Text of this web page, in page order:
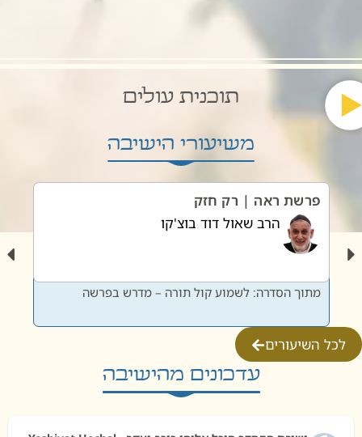
תוכנית עולים
משיעורי הישיבה
פרשת ראה | רק חזק
הרב שאול דוד בוצ'קו
מתוך הסדרה: לשמוע קול תורה – מדרש בפרשה
לכל השיעורים
עדכונים מהישיבה